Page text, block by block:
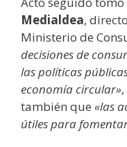
Medialdea,
Ministerio de
decisiones de
las políticas
economía circular»
también que «las
útiles para